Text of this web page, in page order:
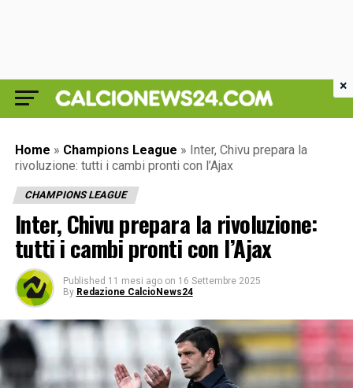
Home » Champions League » Inter, Chivu prepara la
rivoluzione: tutti i cambi pronti con l’Ajax
CHAMPIONS LEAGUE
Inter, Chivu prepara la rivoluzione:
tutti i cambi pronti con l’Ajax
Published 11 mesi ago on 16 Settembre 2025
By Redazione CalcioNews24
×